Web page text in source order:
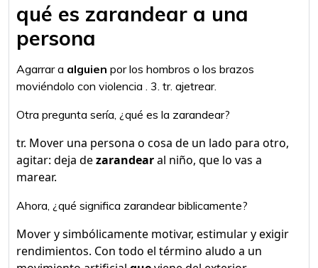
qué es zarandear a una
persona
Agarrar a alguien por los hombros o los brazos
moviéndolo con violencia . 3. tr. ajetrear.
Otra pregunta sería, ¿qué es la zarandear?
tr. Mover una persona o cosa de un lado para otro,
agitar: deja dezarandearal niño, que lo vas a
marear.
Ahora, ¿qué significa zarandear biblicamente?
Mover y simbólicamente motivar, estimular y exigir
rendimientos. Con todo el término aludo a un